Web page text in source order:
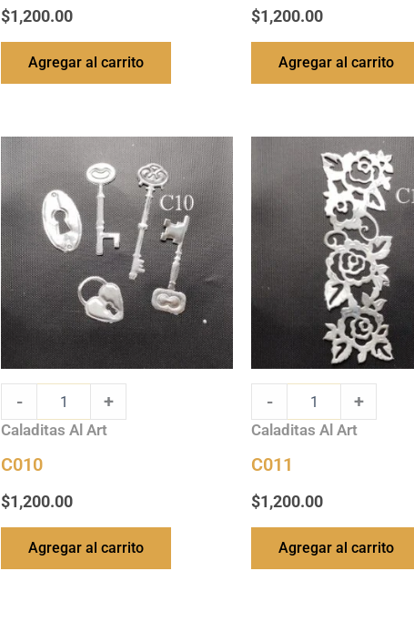
$1,200.00
Agregar al carrito
$1,200.00
Agregar al carrito
C010
quantity
- +
Caladitas Al Art
C010
$1,200.00
Agregar al carrito
- +
Caladitas Al Art
C011
$1,200.00
Agregar al carrito